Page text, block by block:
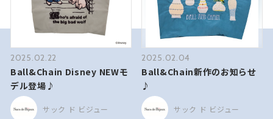
2025.02.22
Ball&Chain Disney NEWモ
デル登場♪
サック ド ビジュー
2025.02.04
Ball&Chain新作のお知らせ
♪
サック ド ビジュー